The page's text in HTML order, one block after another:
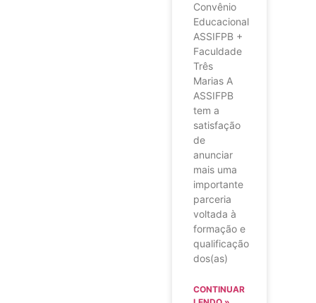
Convênio
Educacional
ASSIFPB +
Faculdade
Três
Marias A
ASSIFPB
tem a
satisfação
de
anunciar
mais uma
importante
parceria
voltada à
formação e
qualificação
dos(as)
CONTINUAR